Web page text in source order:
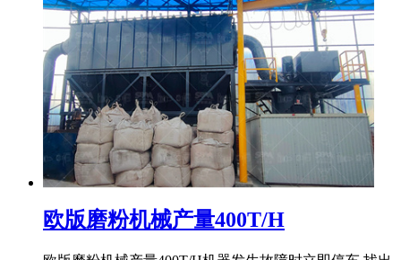
欧版磨粉机械产量400T/H